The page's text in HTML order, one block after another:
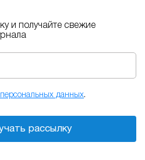
и получайте свежие
данных.
рассылку